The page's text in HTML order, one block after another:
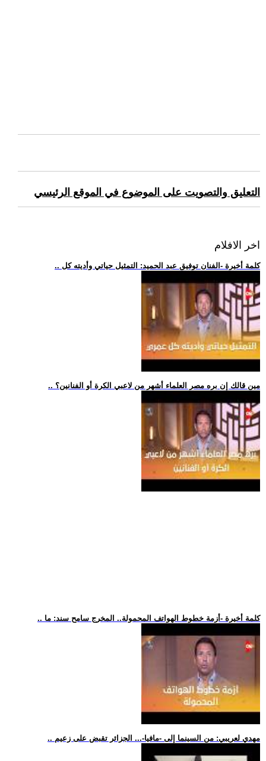
التعليق والتصويت على الموضوع في الموقع الرئيسي
اخر الافلام
.. كلمة أخيرة -الفنان توفيق عبد الحميد: التمثيل حياتي وأديته كل
.. مين قالك إن بره مصر العلماء أشهر من لاعبي الكرة أو الفنانين؟
.. كلمة أخيرة -أزمة خطوط الهواتف المحمولة.. المخرج سامح سند: ما
.. مهدي لعريبي: من السينما إلى -مافيا-... الجزائر تقبض على زعيم